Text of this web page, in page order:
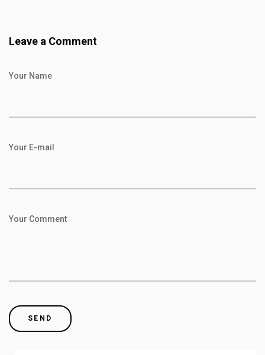
Leave a Comment
Your Name
Your E-mail
Your Comment